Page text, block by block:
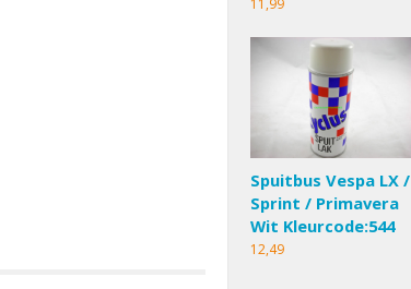
Spuitbus Vespa LX /
Sprint / Primavera
Wit Kleurcode:544
12,49